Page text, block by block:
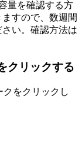
量を確認する方
すので、数週間
い。確認方法は
クリックする
をクリックし